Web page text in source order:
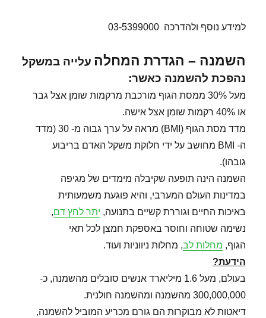
למידע נוסף ולהדרכה 03-5399000
השמנה – הגדרת המחלה עלייה במשקל
נהפכת להשמנה כאשר:
מעל 30% ממסת הגוף מורכבת מרקמות שומן אצל גבר
או 40% רקמות שומן אצל אישה.
מדד מסת הגוף (BMI) מראה על ערך גבוה מ- 30 (מדד
ה- BMI מחושב על ידי חלוקת משקל האדם בריבוע
גובהו).
השמנה הינה תופעה שקיבלה מימדים של מגיפה
במדינות העולם המערבי, והיא פוגעת משמעותית
באיכות החיים וגוררת קשיים בתנועה, יתר לחץ דם,
נשימה שטוחה וחוסר באספקת חמצן לכל תאי
הגוף, מחלות לב, מחלות ניווניות ועוד.
הידעת?
בעולם, מעל 1.6 מיליארד אנשים סובלים מהשמנה, כ-
300,000,000 מהשמנה ומהשמנה חולנית.
דיאטות לא מבוקרות הם גורם מכריע המוביל להשמנה,